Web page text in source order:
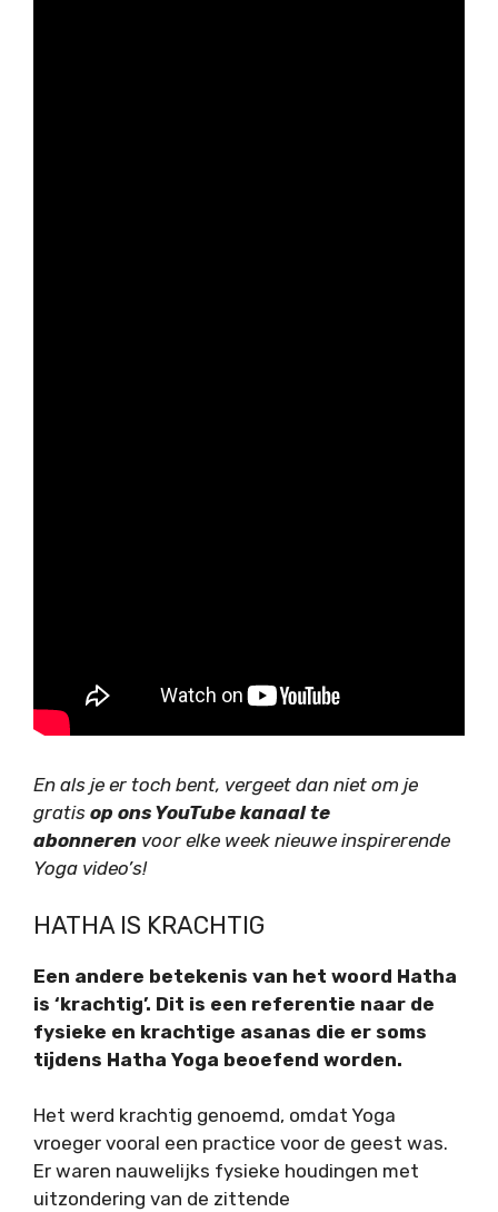
En als je er toch bent, vergeet dan niet om je
gratis op ons YouTube kanaal te
abonneren voor elke week nieuwe inspirerende
Yoga video’s!
HATHA IS KRACHTIG
Een andere betekenis van het woord Hatha
is ‘krachtig’. Dit is een referentie naar de
fysieke en krachtige asanas die er soms
tijdens Hatha Yoga beoefend worden.
Het werd krachtig genoemd, omdat Yoga
vroeger vooral een practice voor de geest was.
Er waren nauwelijks fysieke houdingen met
uitzondering van de zittende